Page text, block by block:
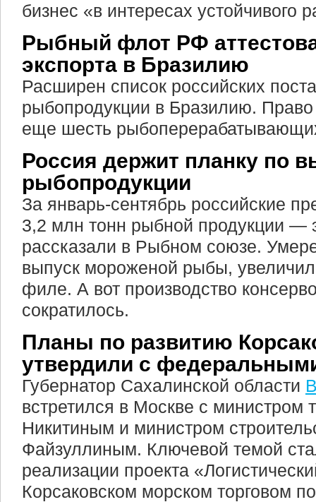
бизнес «в интересах устойчивого
Рыбный флот РФ
экспорта в Бразилию
Расширен список российских
рыбопродукции в Бразилию. Право
еще шесть
Россия держит планку по
рыбопродукции
За январь-сентябрь российские
3,2 млн тонн рыбной продукции —
рассказали в Рыбном союзе.
выпуск мороженой рыбы,
филе. А вот производство
сократилось.
Планы по развитию
утвердили с
Губернатор Сахалинской области
встретился в Москве с министром
Никитиным и министром
Файзуллиным. Ключевой темой
реализации проекта
Корсаковском морском торговом